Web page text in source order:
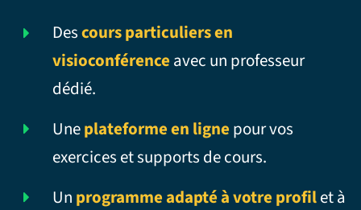
Descours particuliers en
visioconférence avec un professeur
dédié.
Uneplateforme en ligne pour vos
exercices et supports de cours.
Un programme adapté à votre profilet à